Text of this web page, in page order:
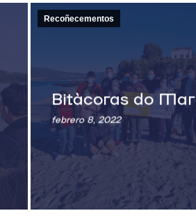
Recoñecementos
Bitácoras do Mar
febrero 8, 2022